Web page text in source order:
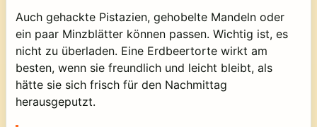
Auch gehackte Pistazien, gehobelte Mandeln oder
ein paar Minzblätter können passen. Wichtig ist, es
nicht zu überladen. Eine Erdbeertorte wirkt am
besten, wenn sie freundlich und leicht bleibt, als
hätte sie sich frisch für den Nachmittag
herausgeputzt.